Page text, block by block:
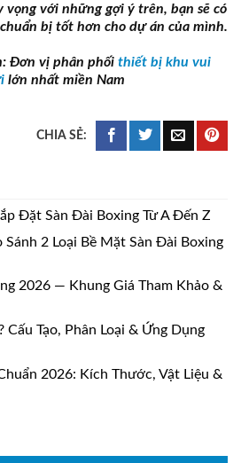
vọng với những gợi ý trên, bạn sẽ có
bị tốt hơn cho dự án của mình.
Đơn vị phân phối thiết bị khu vui
lớn nhất miền Nam
Đặt Sàn Đài Boxing Từ A Đến Z
Sánh 2 Loại Bề Mặt Sàn Đài Boxing
2026 — Khung Giá Tham Khảo &
Cấu Tạo, Phân Loại & Ứng Dụng
2026: Kích Thước, Vật Liệu &